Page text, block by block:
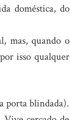
doméstica, do
mas, quando o
isso qualquer
porta blindada).